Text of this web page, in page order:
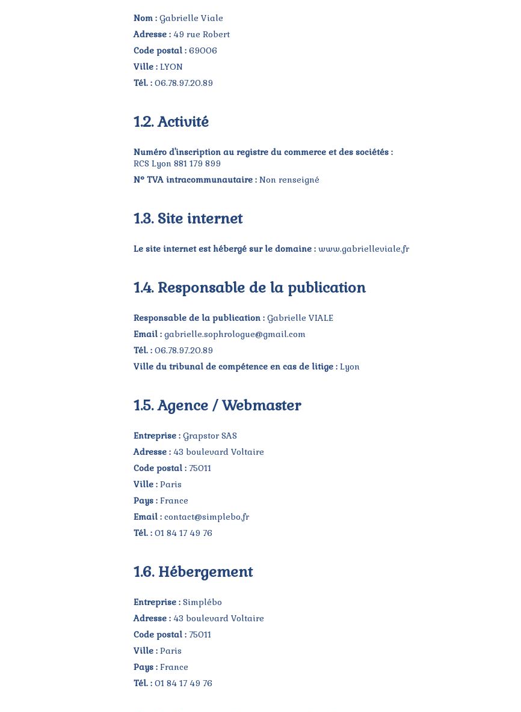
Nom : Gabrielle Viale
Adresse : 49 rue Robert
Code postal : 69006
Ville : LYON
Tél. : 06.78.97.20.89
1.2. Activité
Numéro d'inscription au registre du commerce et des sociétés :
RCS Lyon 881 179 899
N° TVA intracommunautaire : Non renseigné
1.3. Site internet
Le site internet est hébergé sur le domaine : www.gabrielleviale.fr
1.4. Responsable de la publication
Responsable de la publication : Gabrielle VIALE
Email : gabrielle.sophrologue@gmail.com
Tél. : 06.78.97.20.89
Ville du tribunal de compétence en cas de litige : Lyon
1.5. Agence / Webmaster
Entreprise : Grapstor SAS
Adresse : 43 boulevard Voltaire
Code postal : 75011
Ville : Paris
Pays : France
Email : contact@simplebo.fr
Tél. : 01 84 17 49 76
1.6. Hébergement
Entreprise : Simplébo
Adresse : 43 boulevard Voltaire
Code postal : 75011
Ville : Paris
Pays : France
Tél. : 01 84 17 49 76